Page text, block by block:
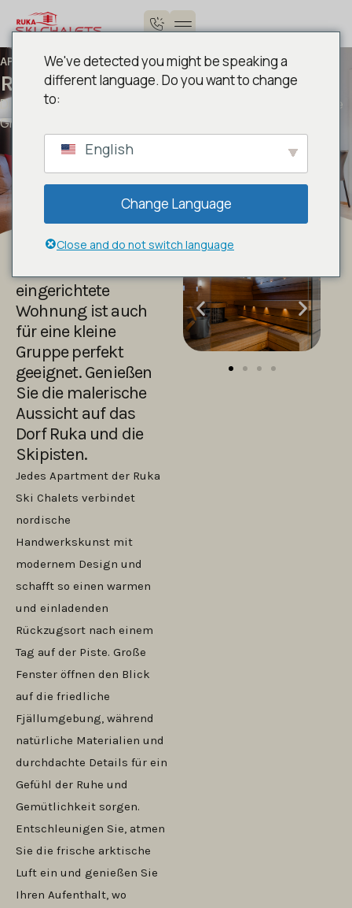
APARTMENTS
Ruka Skihütte 63/64 m²
Diese zeitlos eingerichtete Wohnung ist auch für eine kleine
Gruppe geeignet.
eingerichtete
Wohnung ist auch
für eine kleine
Gruppe perfekt
geeignet. Genießen
Sie die malerische
Aussicht auf das
Dorf Ruka und die
Skipisten.
Jedes Apartment der Ruka
Ski Chalets verbindet
nordische
Handwerkskunst mit
modernem Design und
schafft so einen warmen
und einladenden
Rückzugsort nach einem
Tag auf der Piste. Große
Fenster öffnen den Blick
auf die friedliche
Fjällumgebung, während
natürliche Materialien und
durchdachte Details für ein
Gefühl der Ruhe und
Gemütlichkeit sorgen.
Entschleunigen Sie, atmen
Sie die frische arktische
Luft ein und genießen Sie
Ihren Aufenthalt, wo
We've detected you might be speaking a
different language. Do you want to change
to:
English
Change Language
Close and do not switch language